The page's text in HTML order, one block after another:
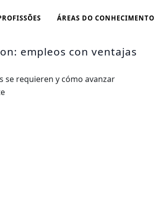
ÁREAS DO CONHECIMENTO
empleos con ventajas
se requieren y cómo avanzar